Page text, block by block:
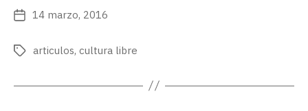
Fecha
publicación
14 marzo, 2016
Etiquetas
articulos, cultura libre